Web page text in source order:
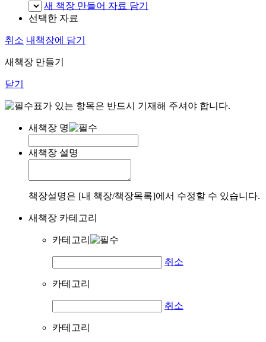
새 책장 만들어 자료 담기
선택한 자료
취소 내책장에 담기
새책장 만들기
닫기
표가 있는 항목은 반드시 기재해 주셔야 합니다.
새책장 명
새책장 설명
책장설명은 [내 책장/책장목록]에서 수정할 수 있습니다.
새책장 카테고리
카테고리
취소
카테고리
취소
카테고리